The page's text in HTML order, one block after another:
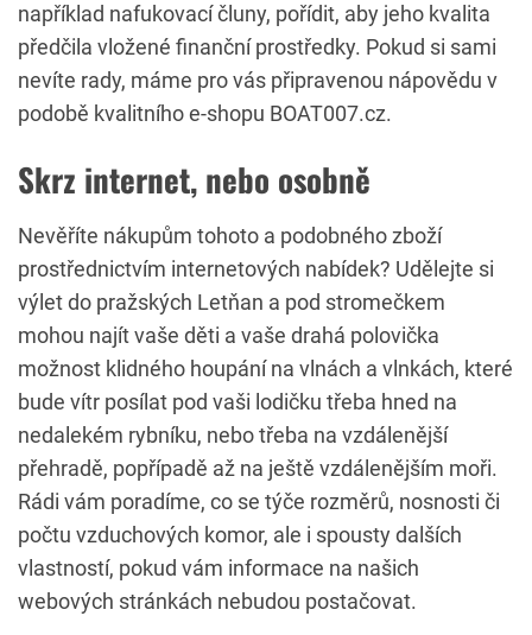
například nafukovací čluny, pořídit, aby jeho kvalita
předčila vložené finanční prostředky. Pokud si sami
nevíte rady, máme pro vás připravenou nápovědu v
podobě kvalitního e-shopu BOAT007.cz.
Skrz internet, nebo osobně
Nevěříte nákupům tohoto a podobného zboží
prostřednictvím internetových nabídek? Udělejte si
výlet do pražských Letňan a pod stromečkem
mohou najít vaše děti a vaše drahá polovička
možnost klidného houpání na vlnách a vlnkách, které
bude vítr posílat pod vaši lodičku třeba hned na
nedalekém rybníku, nebo třeba na vzdálenější
přehradě, popřípadě až na ještě vzdálenějším moři.
Rádi vám poradíme, co se týče rozměrů, nosnosti či
počtu vzduchových komor, ale i spousty dalších
vlastností, pokud vám informace na našich
webových stránkách nebudou postačovat.